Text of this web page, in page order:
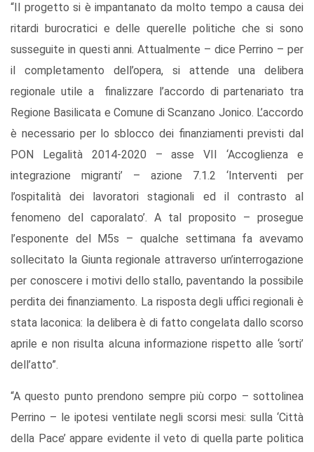
“Il progetto si è impantanato da molto tempo a causa dei
ritardi burocratici e delle querelle politiche che si sono
susseguite in questi anni. Attualmente – dice Perrino – per
il completamento dell’opera, si attende una delibera
regionale utile a finalizzare l’accordo di partenariato tra
Regione Basilicata e Comune di Scanzano Jonico. L’accordo
è necessario per lo sblocco dei finanziamenti previsti dal
PON Legalità 2014-2020 – asse VII ‘Accoglienza e
integrazione migranti’ – azione 7.1.2 ‘Interventi per
l’ospitalità dei lavoratori stagionali ed il contrasto al
fenomeno del caporalato’. A tal proposito – prosegue
l’esponente del M5s – qualche settimana fa avevamo
sollecitato la Giunta regionale attraverso un’interrogazione
per conoscere i motivi dello stallo, paventando la possibile
perdita dei finanziamento. La risposta degli uffici regionali è
stata laconica: la delibera è di fatto congelata dallo scorso
aprile e non risulta alcuna informazione rispetto alle ‘sorti’
dell’atto”.
“A questo punto prendono sempre più corpo – sottolinea
Perrino – le ipotesi ventilate negli scorsi mesi: sulla ‘Città
della Pace’ appare evidente il veto di quella parte politica